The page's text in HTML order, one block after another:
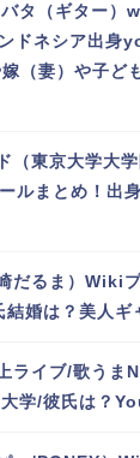
タ（ギター）
ドネシア出身
（妻）や子ど
（東京大学大
ルまとめ！出
だるま）Wiki
結婚は？美人ギ
ライブ/歌うま
学/彼氏は？